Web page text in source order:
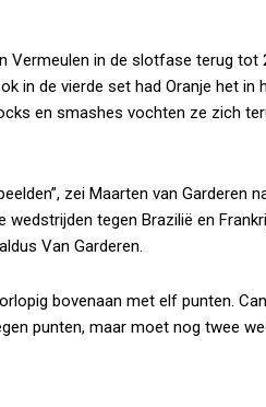
Vermeulen in de slotfase terug tot
in de vierde set had Oranje het in
en smashes vochten ze zich
zei Maarten van Garderen
wedstrijden tegen Brazilië en
Van Garderen.
bovenaan met elf punten.
punten, maar moet nog twee